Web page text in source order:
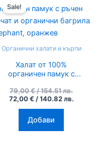
Sale!
Органични халати и кърпи
Халат от 100%
органичен памук с
органични багрила
Elephant, оранжев
79,00€/ 154.51 лв.
was:
79,00 €
/
72,00€ / 140.82 лв.
е:
72,00 €
/
Добави